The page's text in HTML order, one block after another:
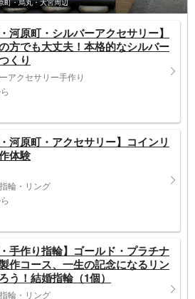
町・烏丸・大宮周辺
河原町・シルバーアクセサリー】
方でも大丈夫！本格的なシルバー
くり
アクセサリー手作り
・河原町・アクセサリー】コインリ
体験
輪・リング
・手作り指輪】ゴールド・プラチナ
作コース、一生の記念になるリン
う！結婚指輪（1個）
輪・リング